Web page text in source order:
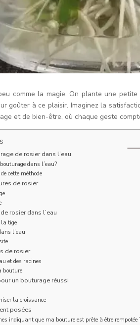
comme la magie. On plante une
goûter à ce plaisir. Imaginez la
et de bien-être, où chaque geste
de rosier dans l’eau
dans l’eau?
cette méthode
de rosier
rosier dans l’eau
la tige
l’eau
de rosier
et des racines
bouture
un bouturage réussi
la croissance
posées
indiquant que ma bouture est prête à être rempotée